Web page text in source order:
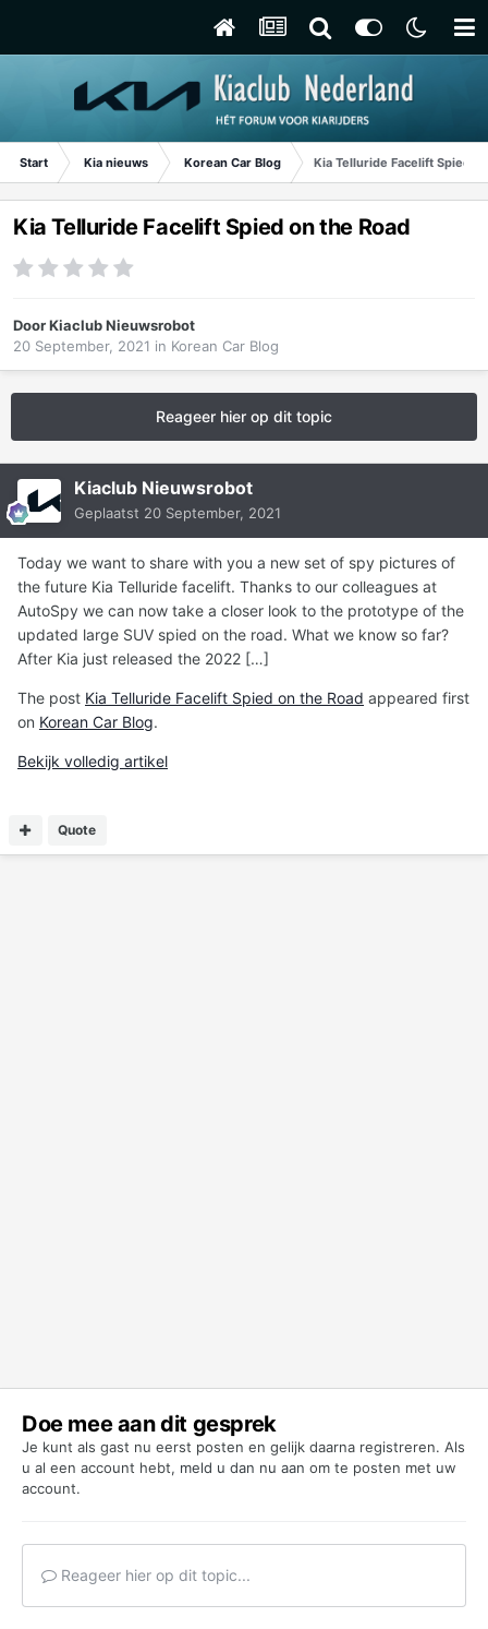
Start Kia nieuws Korean Car Blog Kia Telluride Facelift Spied
Kia Telluride Facelift Spied on the Road
DoorKiaclub Nieuwsrobot
20 September, 2021 in Korean Car Blog
Reageer hier op dit topic
Kiaclub Nieuwsrobot
Geplaatst 20 September, 2021
Today we want to share with you a new set of spy pictures of
the future Kia Telluride facelift. Thanks to our colleagues at
AutoSpy we can now take a closer look to the prototype of the
updated large SUV spied on the road. What we know so far?
After Kia just released the 2022 […]
The post Kia Telluride Facelift Spied on the Road appeared first
on Korean Car Blog.
Bekijk volledig artikel
Quote
Doe mee aan dit gesprek
Je kunt als gast nu eerst posten en gelijk daarna registreren. Als
u al een account hebt, meld u dan nu aan om te posten met uw
account.
Reageer hier op dit topic...